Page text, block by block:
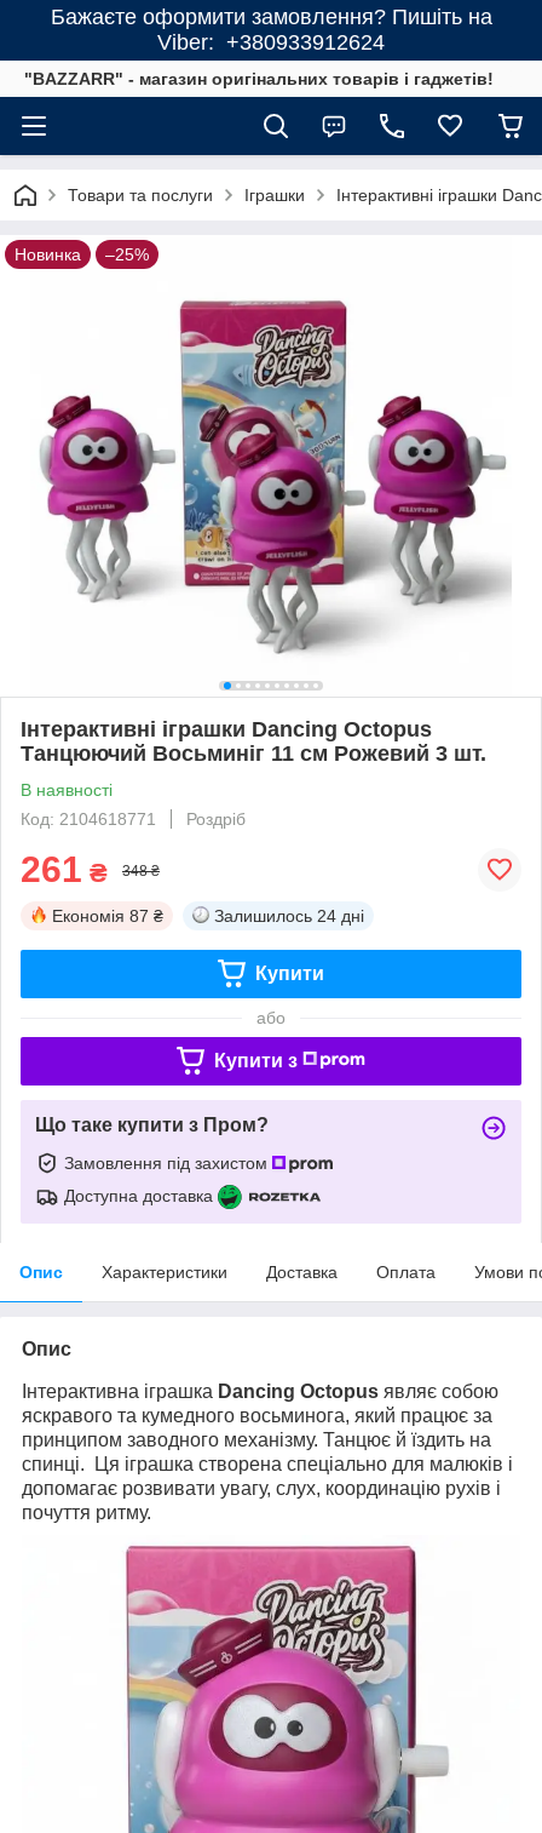
Бажаєте оформити замовлення? Пишіть на
Viber: +380933912624
"BAZZARR" - магазин оригінальних товарів і гаджетів!
Товари та послуги Іграшки Інтерактивні іграшки
Новинка –25%
Інтерактивні іграшки Dancing Octopus
Танцюючий Восьминіг 11 см Рожевий 3 шт.
В наявності
Код: 2104618771
Роздріб
261 ₴ 348 ₴
Економія 87 ₴ Залишилось 24 дні
Купити
або
Купити з
Що таке купити з Пром?
Замовлення під захистом
Доступна доставка
Опис Характеристики Доставка Оплата Умови
Опис
Інтерактивна іграшка Dancing Octopus являє собою
яскравого та кумедного восьминога, який працює за
принципом заводного механізму. Танцює й їздить на
спинці. Ця іграшка створена спеціально для малюків і
допомагає розвивати увагу, слух, координацію рухів і
почуття ритму.